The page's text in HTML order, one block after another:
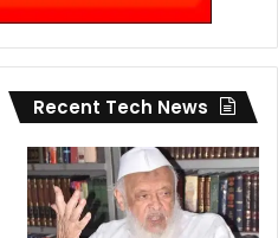
Recent Tech News